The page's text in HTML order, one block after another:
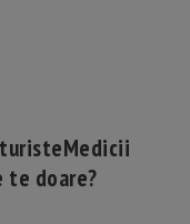
Medicii
te doare?